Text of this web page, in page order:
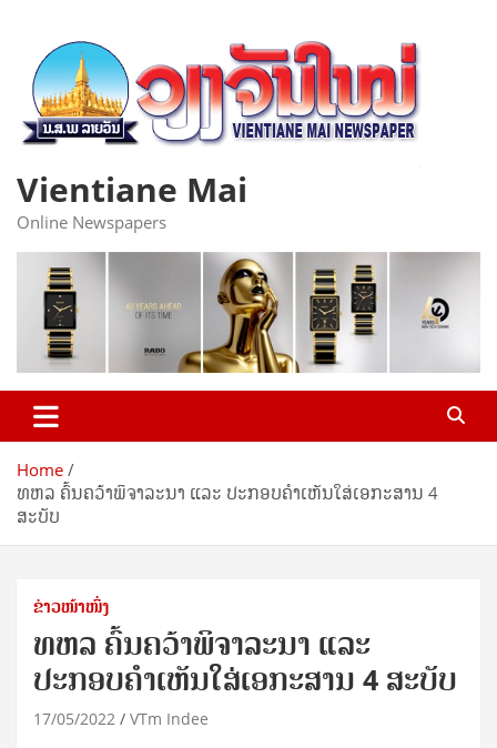
content
Vientiane Mai
Online Newspapers
Home
ທຫລ ຄົ້ນຄວ້າພິຈາລະນາ ແລະ ປະກອບຄຳເຫັນໃສ່ເອກະສານ 4
ສະບັບ
ຂ່າວໜ້າໜຶ່ງ
ທຫລ ຄົ້ນຄວ້າພິຈາລະນາ ແລະ
ປະກອບຄຳເຫັນໃສ່ເອກະສານ 4 ສະບັບ
17/05/2022 VTm Indee